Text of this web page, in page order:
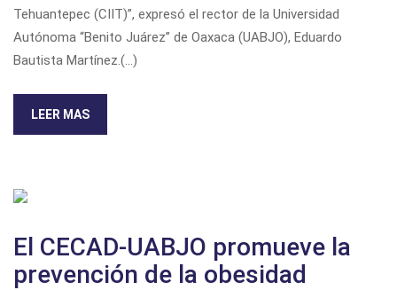
Tehuantepec (CIIT)”, expresó el rector de la Universidad
Autónoma “Benito Juárez” de Oaxaca (UABJO), Eduardo
Bautista Martínez.(...)
LEER MAS
El CECAD-UABJO promueve la
prevención de la obesidad